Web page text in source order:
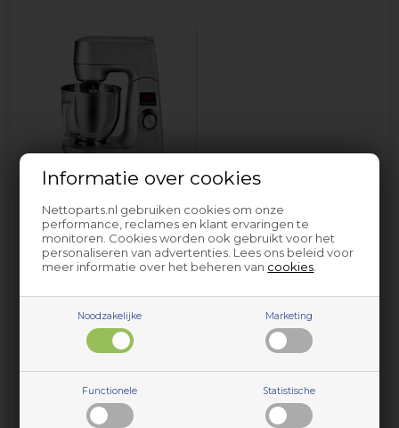
Informatie over cookies
Nettoparts.nl gebruiken cookies om onze
performance, reclames en klant ervaringen te
monitoren. Cookies worden ook gebruikt voor het
personaliseren van advertenties. Lees ons beleid voor
meer informatie over het beheren van cookies
Noodzakelijke Marketing
Functionele Statistische
Keukenmachine & mixer
Onderdelen en accessoires voor huishoudelijke apparaten
van Jupiter vindt u bij Nettoparts. We hebben een
gigantische selectie reserveonderdelen voor vrijwel alle